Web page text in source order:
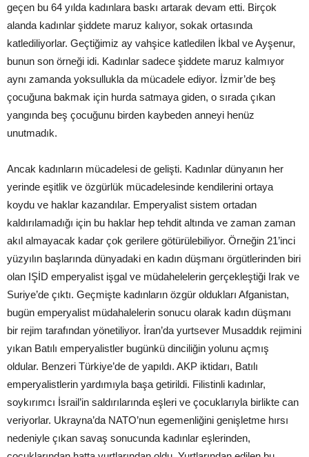
geçen bu 64 yılda kadınlara baskı artarak devam etti. Birçok
alanda kadınlar şiddete maruz kalıyor, sokak ortasında
katlediliyorlar. Geçtiğimiz ay vahşice katledilen İkbal ve Ayşenur,
bunun son örneği idi. Kadınlar sadece şiddete maruz kalmıyor
aynı zamanda yoksullukla da mücadele ediyor. İzmir’de beş
çocuğuna bakmak için hurda satmaya giden, o sırada çıkan
yangında beş çocuğunu birden kaybeden anneyi henüz
unutmadık.
Ancak kadınların mücadelesi de gelişti. Kadınlar dünyanın her
yerinde eşitlik ve özgürlük mücadelesinde kendilerini ortaya
koydu ve haklar kazandılar. Emperyalist sistem ortadan
kaldırılamadığı için bu haklar hep tehdit altında ve zaman zaman
akıl almayacak kadar çok gerilere götürülebiliyor. Örneğin 21’inci
yüzyılın başlarında dünyadaki en kadın düşmanı örgütlerinden biri
olan IŞİD emperyalist işgal ve müdahelelerin gerçekleştiği Irak ve
Suriye’de çıktı. Geçmişte kadınların özgür oldukları Afganistan,
bugün emperyalist müdahalelerin sonucu olarak kadın düşmanı
bir rejim tarafından yönetiliyor. İran’da yurtsever Musaddık rejimini
yıkan Batılı emperyalistler bugünkü dinciliğin yolunu açmış
oldular. Benzeri Türkiye’de de yapıldı. AKP iktidarı, Batılı
emperyalistlerin yardımıyla başa getirildi. Filistinli kadınlar,
soykırımcı İsrail’in saldırılarında eşleri ve çocuklarıyla birlikte can
veriyorlar. Ukrayna’da NATO’nun egemenliğini genişletme hırsı
nedeniyle çıkan savaş sonucunda kadınlar eşlerinden,